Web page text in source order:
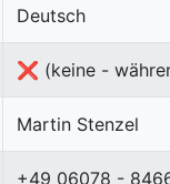
Deutsch
❌ (keine -
Martin Stenzel
+49 06078 -